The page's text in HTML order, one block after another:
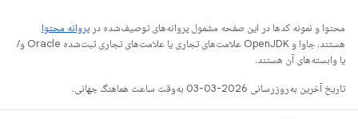
محتوا و نمونه کدها در این صفحه مشمول پروانه‌های توصیف‌شده در پروانه محتوا
هستند. جاوا و OpenJDK علامت‌های تجاری یا علامت‌های تجاری ثبت‌شده Oracle و/
یا وابسته‌های آن هستند.
تاریخ آخرین به‌روزرسانی 2026-03-03 به‌وقت ساعت هماهنگ جهانی.